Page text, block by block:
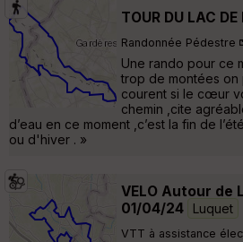
TOUR DU LAC DE
Randonnée Pédestre
Une rando pour ce
trop de montées on
courent si le cœur
chemin ,cite
d’eau en ce moment ,c’est la fin de
ou d'hiver . »
VELO Autour de
01/04/24
Luquet
VTT à assistance